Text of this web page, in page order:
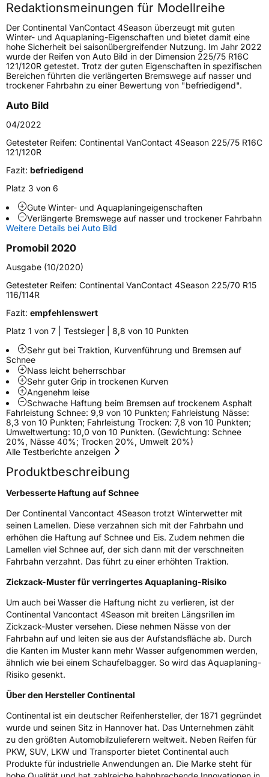
Höchstgeschwindigkeit
170 km/h
Lastindex112
Höchstlast1120 kg
Gewicht (in kg)14,07 kg
Generelle Merkmale
Fahrzeugtyp
Verwendung
ModellnameVanContact 4Season
Fahrzeugart
Weitere Eigenschaften
SchlauchtypTL
ZustandNeureifen
M+SJa
C-ReifenJa
EU Label
EffizienzC
NasshaftungA
Rollgeräusch (Klasse)B
Rollgeräusch (dB) 73
FahrzeugklasseC2
3PMSF / Schneeflockensymbol / Alpine-SymbolJa
EisgripNein
HerstellerkontaktContinental Reifen Deutschland GmbH
Continental-Plaza 1 30173 Hannover
Deutschland,
customerservice_tires@conti.de
Redaktionsmeinungen für Modellreihe
Der Continental VanContact 4Season überzeugt mit guten
Winter- und Aquaplaning-Eigenschaften und bietet damit eine
hohe Sicherheit bei saisonübergreifender Nutzung. Im Jahr 2022
wurde der Reifen von Auto Bild in der Dimension 225/75 R16C
121/120R getestet. Trotz der guten Eigenschaften in spezifischen
Bereichen führten die verlängerten Bremswege auf nasser und
trockener Fahrbahn zu einer Bewertung von "befriedigend".
Auto Bild
04/2022
Getesteter Reifen: Continental VanContact 4Season 225/75 R16C
121/120R
Fazit: befriedigend
Platz 3 von 6
Gute Winter- und Aquaplaningeigenschaften
Verlängerte Bremswege auf nasser und trockener Fahrbahn
Weitere Details bei Auto Bild
Promobil 2020
Ausgabe (10/2020)
Getesteter Reifen: Continental VanContact 4Season 225/70 R15
116/114R
Fazit: empfehlenswert
Platz 1 von 7 | Testsieger | 8,8 von 10 Punkten
Sehr gut bei Traktion, Kurvenführung und Bremsen auf
Schnee
Nass leicht beherrschbar
Sehr guter Grip in trockenen Kurven
Angenehm leise
Schwache Haftung beim Bremsen auf trockenem Asphalt
Fahrleistung Schnee: 9,9 von 10 Punkten; Fahrleistung Nässe:
8,3 von 10 Punkten; Fahrleistung Trocken: 7,8 von 10 Punkten;
Umweltwertung: 10,0 von 10 Punkten. (Gewichtung: Schnee
20%, Nässe 40%; Trocken 20%, Umwelt 20%)
Alle Testberichte anzeigen
Produktbeschreibung
Verbesserte Haftung auf Schnee
Der Continental Vancontact 4Season trotzt Winterwetter mit
seinen Lamellen. Diese verzahnen sich mit der Fahrbahn und
erhöhen die Haftung auf Schnee und Eis. Zudem nehmen die
Lamellen viel Schnee auf, der sich dann mit der verschneiten
Fahrbahn verzahnt. Das führt zu einer erhöhten Traktion.
Zickzack-Muster für verringertes Aquaplaning-Risiko
Um auch bei Wasser die Haftung nicht zu verlieren, ist der
Continental Vancontact 4Season mit breiten Längsrillen im
Zickzack-Muster versehen. Diese nehmen Nässe von der
Fahrbahn auf und leiten sie aus der Aufstandsfläche ab. Durch
die Kanten im Muster kann mehr Wasser aufgenommen werden,
ähnlich wie bei einem Schaufelbagger. So wird das Aquaplaning-
Risiko gesenkt.
Über den Hersteller Continental
Continental ist ein deutscher Reifenhersteller, der 1871 gegründet
wurde und seinen Sitz in Hannover hat. Das Unternehmen zählt
zu den größten Automobilzulieferern weltweit. Neben Reifen für
PKW, SUV, LKW und Transporter bietet Continental auch
Produkte für industrielle Anwendungen an. Die Marke steht für